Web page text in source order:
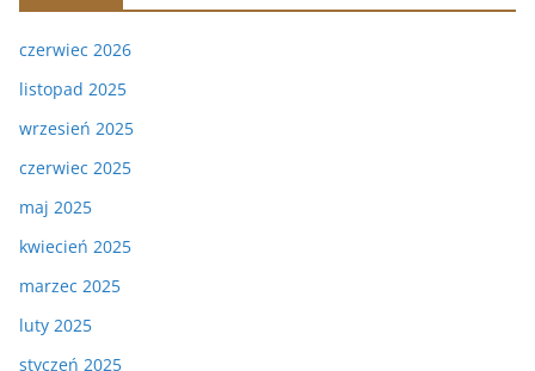
czerwiec 2026
listopad 2025
wrzesień 2025
czerwiec 2025
maj 2025
kwiecień 2025
marzec 2025
luty 2025
styczeń 2025